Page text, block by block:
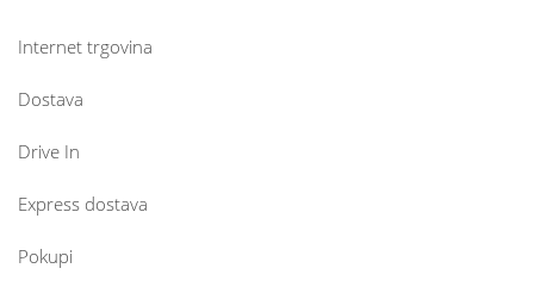
Internet trgovina
Dostava
Drive In
Express dostava
Pokupi